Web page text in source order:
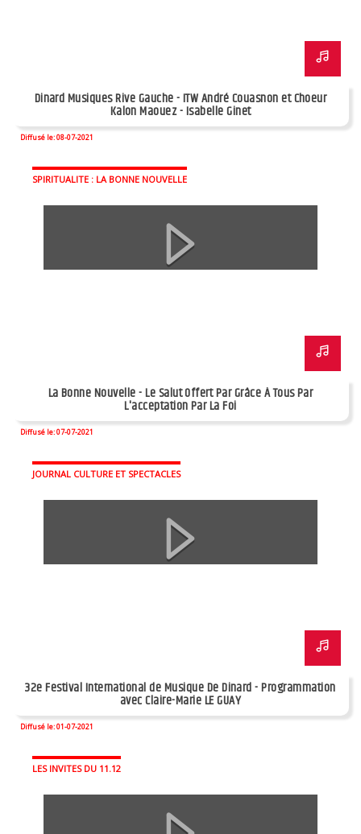
Dinard Musiques Rive Gauche - ITW André Couasnon et Choeur
Kalon Maouez - Isabelle Ginet
Diffusé le: 08-07-2021
SPIRITUALITE : LA BONNE NOUVELLE
La Bonne Nouvelle - Le Salut Offert Par Grâce À Tous Par
L'acceptation Par La Foi
Diffusé le: 07-07-2021
JOURNAL CULTURE ET SPECTACLES
32e Festival International de Musique De Dinard - Programmation
avec Claire-Marie LE GUAY
Diffusé le: 01-07-2021
LES INVITES DU 11.12